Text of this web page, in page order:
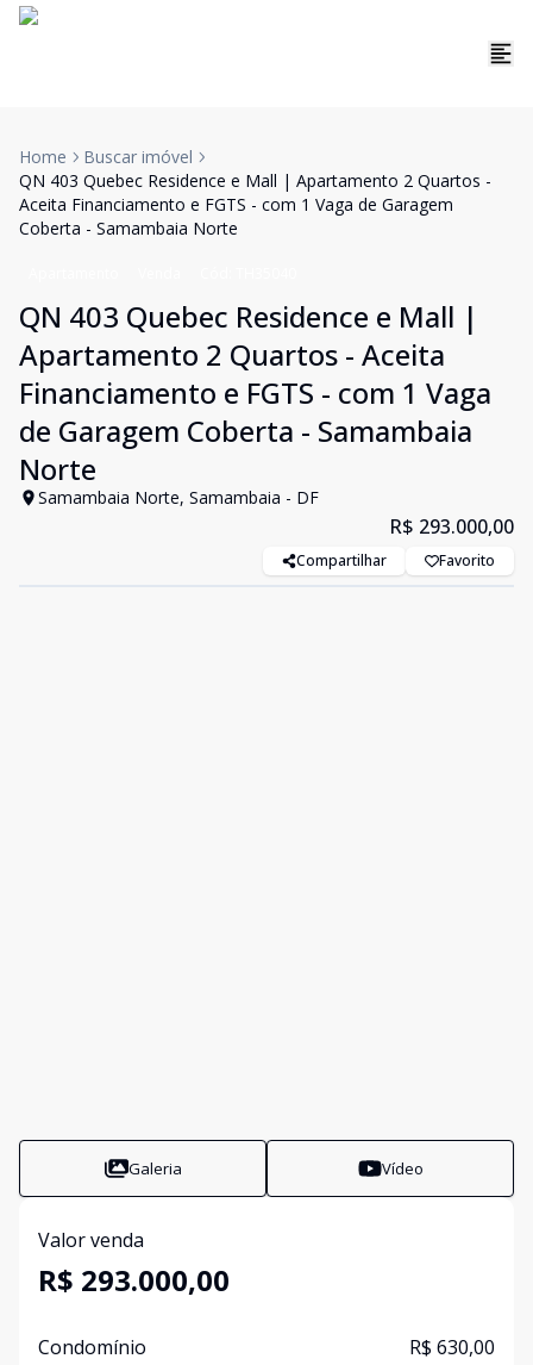
Home
Buscar imóvel
QN 403 Quebec Residence e Mall | Apartamento 2 Quartos -
Aceita Financiamento e FGTS - com 1 Vaga de Garagem
Coberta - Samambaia Norte
QN 403 Quebec Residence e Mall |
Apartamento 2 Quartos - Aceita
Financiamento e FGTS - com 1 Vaga
de Garagem Coberta - Samambaia
Norte
Samambaia Norte, Samambaia - DF
R$ 293.000,00
Compartilhar Favorito
Galeria Vídeo
Valor venda
R$ 293.000,00
Condomínio R$ 630,00